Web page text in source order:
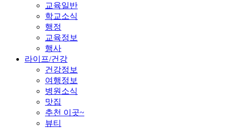
교육일반
학교소식
행정
교육정보
행사
라이프/건강
건강정보
여행정보
병원소식
맛집
추천 이곳~
뷰티